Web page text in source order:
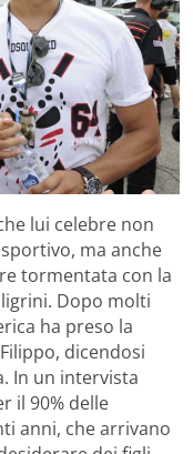
lui celebre non
ma anche
tormentata con la
Dopo molti
ha preso la
dicendosi
In un intervista
il 90% delle
anni, che arrivano